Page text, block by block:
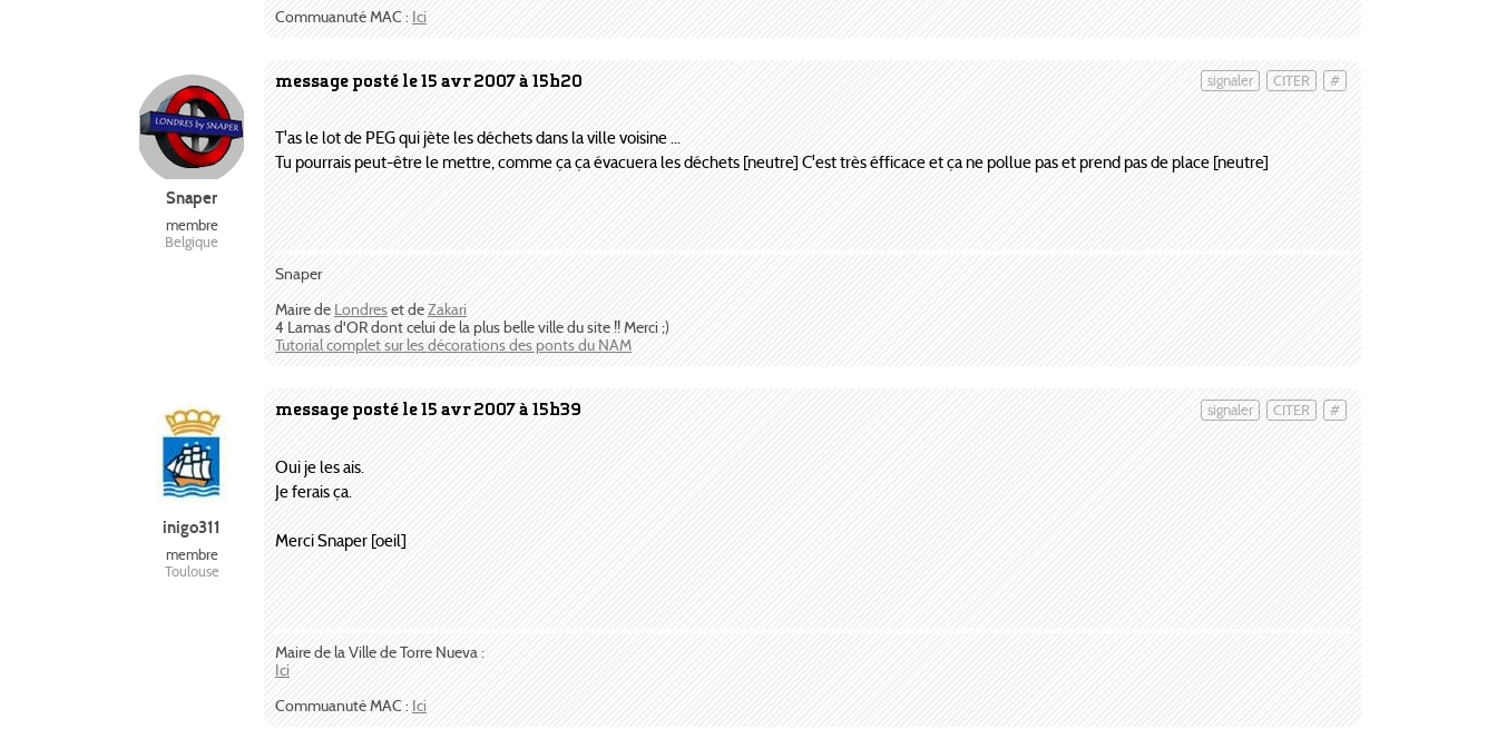
Commuanuté MAC : Ici
message posté le 15 avr 2007 à 15h20 #
CITER
signaler
Snaper
membre
Belgique
T'as le lot de PEG qui jète les déchets dans la ville voisine ...
Tu pourrais peut-être le mettre, comme ça ça évacuera les déchets [neutre] C'est très éfficace et ça ne pollue pas et prend pas de place [neutre]
Snaper
Maire de Londreset deZakari
4 Lamas d'OR dont celui de la plus belle ville du site !! Merci ;)
Tutorial complet sur les décorations des ponts du NAM
message posté le 15 avr 2007 à 15h39 #
CITER
signaler
inigo311
membre
Toulouse
Oui je les ais.
Je ferais ça.
Merci Snaper [oeil]
Maire de la Ville de Torre Nueva :
Ici
Commuanuté MAC : Ici